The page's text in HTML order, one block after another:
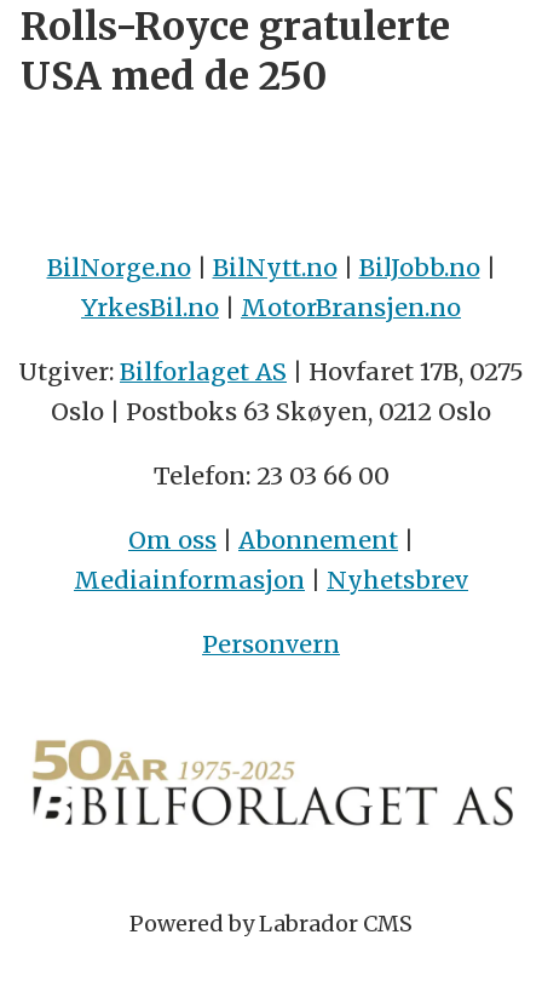
Rolls-Royce gratulerte
USA med de 250
BilNorge.no| BilNytt.no| BilJobb.no|
YrkesBil.no
MotorBransjen.no
Utgiver: Bilforlaget AS | Hovfaret 17B, 0275
Oslo | Postboks 63 Skøyen, 0212 Oslo
Telefon: 23 03 66 00
Om oss | Abonnement |
Mediainformasjon | Nyhetsbrev
Personvern
Powered by Labrador CMS